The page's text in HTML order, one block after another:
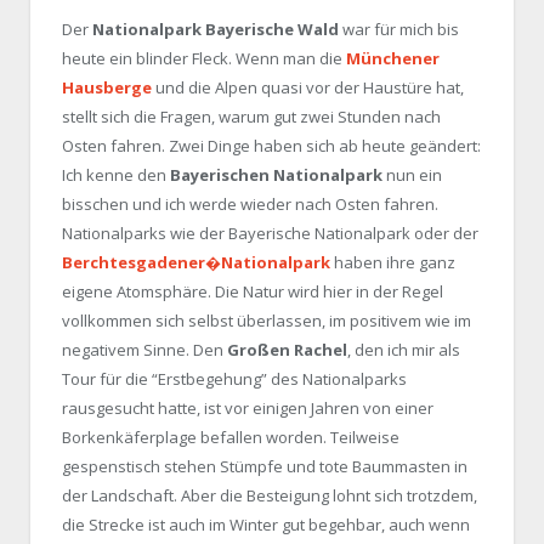
Der Nationalpark Bayerische Wald war für mich bis
heute ein blinder Fleck. Wenn man die Münchener
Hausberge und die Alpen quasi vor der Haustüre hat,
stellt sich die Fragen, warum gut zwei Stunden nach
Osten fahren. Zwei Dinge haben sich ab heute geändert:
Ich kenne den Bayerischen Nationalpark nun ein
bisschen und ich werde wieder nach Osten fahren.
Nationalparks wie der Bayerische Nationalpark oder der
Berchtesgadener�Nationalpark haben ihre ganz
eigene Atomsphäre. Die Natur wird hier in der Regel
vollkommen sich selbst überlassen, im positivem wie im
negativem Sinne. Den Großen Rachel, den ich mir als
Tour für die “Erstbegehung” des Nationalparks
rausgesucht hatte, ist vor einigen Jahren von einer
Borkenkäferplage befallen worden. Teilweise
gespenstisch stehen Stümpfe und tote Baummasten in
der Landschaft. Aber die Besteigung lohnt sich trotzdem,
die Strecke ist auch im Winter gut begehbar, auch wenn